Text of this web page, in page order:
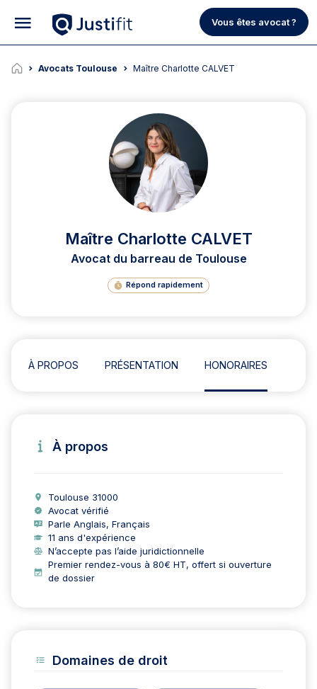
Vous êtes avocat ?
Avocats Toulouse Maître Charlotte CALVET
Maître Charlotte CALVET
Avocat du barreau de Toulouse
Répond rapidement
À PROPOS PRÉSENTATION HONORAIRES
À propos
Toulouse 31000
Avocat vérifié
Parle Anglais, Français
11 ans d'expérience
N’accepte pas l’aide juridictionnelle
Premier rendez-vous à 80€ HT, offert si ouverture
de dossier
Domaines de droit